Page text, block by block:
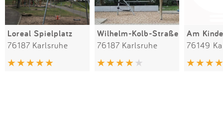
Loreal Spielplatz
76187 Karlsruhe
Wilhelm-Kolb-Straße
76187 Karlsruhe
Am
76149